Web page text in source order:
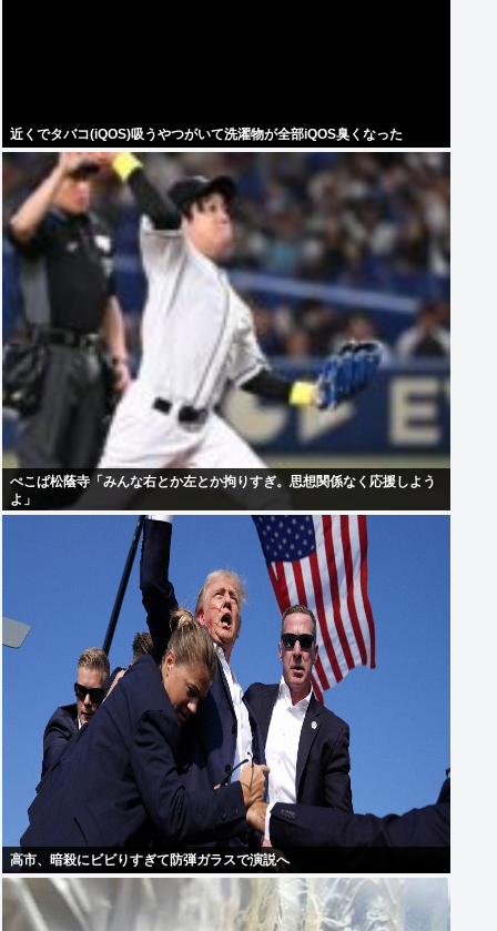
近くでタバコ(iQOS)吸うやつがいて洗濯物が全部iQOS臭くなった
ぺこぱ松蔭寺「みんな右とか左とか拘りすぎ。思想関係なく応援しよう
よ」
高市、暗殺にビビりすぎて防弾ガラスで演説へ